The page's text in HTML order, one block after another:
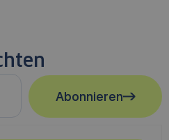
Abonnieren